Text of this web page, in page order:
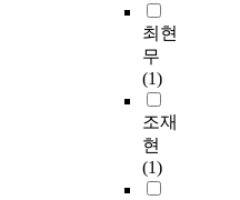
최현
무
(1)
조재
현
(1)